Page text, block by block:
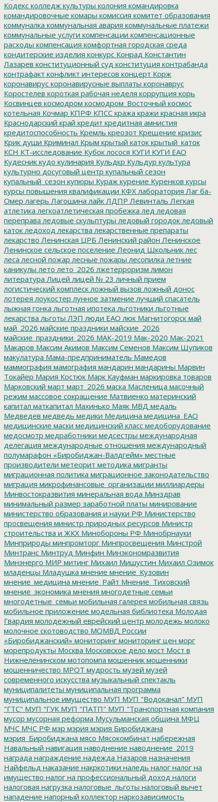
Кодекс колледж культуры колония командировка
командировочные комары комиссия комитет образования
коммуналка коммунальная авария коммунальные платежи
коммунальные услуги компенсации компенсационные
расходы компенсация комфортная городская среда
кондитерские изделия конкурс Конрад Константин
Лазарев конституционный суд конституция контрабанда
контрафакт конфликт интересов концерт Корж
коронавирус коронавирусные выплаты коронаврус
Коростелев короткая рабочая неделя коррупция корь
Косвинцев космодром космодром_Восточный космос
котельная Кочмар КПРФ КПСС кража кражи красная икра
Краснодарский край кредит кредитная амнистия
кредитоспособность Кремль креозот Крещение кризис
Крик души Криминал Крым крытый каток крытый_каток
КСН КТ-исследование Кубок лосося КУГИ КУГИ ЕАО
Кудесник кудо кулинария Кульдкр Кульдур культура
культурно досуговый центр купальный сезон
купальный_сезон купюры Кураж курение Куренков курсы
курсы повышения квалификации КФХ лаборатория Лаг ба-
Омер лагерь Лагошина лайк ЛДПР Левинталь Легкая
атлетика легкоатлетическая пробежка лед ледовая
переправа ледовые скульптуры ледовый городок ледовый
каток ледоход лекарства лекарственные препараты
лекарство Ленинская ЦРБ Ленинский район Ленинское
Ленинское сельское поселение Леонид Школьник лес
леса лесной пожар лесные пожары лесопилка летние
каникулы лето лето_2026 лжетерроризм лимон
литература Лицей лицей № 23 личный прием
логистический комплеск ложный вызов ложный донос
лотерея лоукостер лунное затмение лучший спасатель
лыжная гонка льготная ипотека льготники льготные
лекарства льготы ЛЭП люди ЕАО люк Магнитогорск май
май_2026 майские праздники майские_2026
майские_праздники_2026 МАК-2019 Мак-2020 Мак-2021
Макаров Максим Акимов Максим Семенов Максим Шупиков
макулатура Мама-предприниматель Мамедов
маммография мамография мандарин мандарины Марвин
Токайер Мария Костюк Марк Кауфман маркировка товаров
Марковский март март_2026 маска Масленица масочный
режим массовое сокращение Матвиенко материнский
капитал маткапитал Махинько Маяк МВД медаль
Медведев медведь медики Медицина медицина_ЕАО
медицинские маски медицинский класс медоборудование
медосмотр медработники медсестры международная
делегация международные отношения международный
полумарафон «Биробиджан-Валдгейм» местные
производители метеорит методика мигранты
миграционная политика миграционное законодательство
миграция микрофинансовые_организации миллиардеры
Минвостокразвития минеральная вода Минздрав
минимальный размер заработной платы минирование
министерство образования и науки РФ Министерство
просвещения министр природных ресурсов Министр
строительства и ЖКХ Минобороны РФ Минобрнауки
Минприроды минпромторг Минпросвещения Минстрой
Минтранс Минтруд Минфин Минэкономразвития
Минэнерго МИР митинг Михаил Мишустин Михаил Озимок
младенцы Младушка мнение мнение_Кузовин
мнение_медицина мнение_Райт Мнение_Тиховский
мнение_экономика мнения многодетные семьи
многодетные_семьи мобильная галерея мобильная связь
мобильное приложение модельная библиотека Молодая
Гвардия молодежный еврейский центр молодежь молоко
молочное скотоводство МОМВД России
«Биробиджанский» мониторинг мониторинг цен морг
морепродукты Москва Московское дело мост Мост в
Нижнеленинском мотопомпа мошенник мошенники
мошенничество МРОТ мудрость музей музей
современного искусства музыкальный спектакль
муниципалитеты муниципальная программа
муниципальное имущество МУП МУП "Водоканал" МУП
"ГТС" МУП "ГУК МУП "ПАТП" МУП "Транспортная компания
мусор мусорная реформа Мусульманская община МФЦ
МЧС МЧС РФ мэр мэрия мэрия Биробиджана
мэрия_Биробиджана мясо Мясокомбинат набережная
Навальный навигация наводнение наводнение_2019
награда награждение надежда Назаров назначения
Найфельд наказание накркотики наледь налог налог на
имущество налог на профессиональный доход налоги
налоговая нагрузка налоговые_льготы налоговый вычет
нападение напорный коллектор наркозависимость